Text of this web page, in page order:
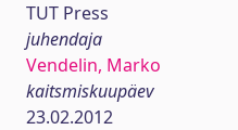
TUT Press
juhendaja
Vendelin, Marko
kaitsmiskuupäev
23.02.2012